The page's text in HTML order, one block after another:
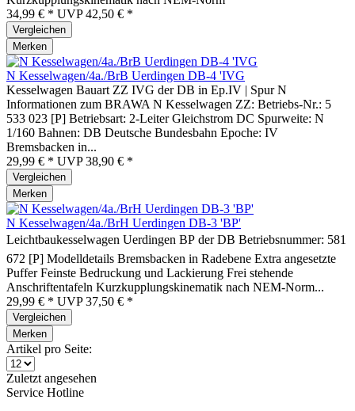
34,99 € * UVP42,50 € *
Vergleichen
Merken
N Kesselwagen/4a./BrB Uerdingen DB-4 'IVG
Kesselwagen Bauart ZZ IVG der DB in Ep.IV | Spur N
Informationen zum BRAWA N Kesselwagen ZZ: Betriebs-Nr.: 5
533 023 [P] Betriebsart: 2-Leiter Gleichstrom DC Spurweite: N
1/160 Bahnen: DB Deutsche Bundesbahn Epoche: IV
Bremsbacken in...
29,99 € * UVP38,90 € *
Vergleichen
Merken
N Kesselwagen/4a./BrH Uerdingen DB-3 'BP'
Leichtbaukesselwagen Uerdingen BP der DB Betriebsnummer: 581
672 [P] Modelldetails Bremsbacken in Radebene Extra angesetzte
Puffer Feinste Bedruckung und Lackierung Frei stehende
Anschriftentafeln Kurzkupplungskinematik nach NEM-Norm...
29,99 € * UVP37,50 € *
Vergleichen
Merken
Artikel pro Seite:
Zuletzt angesehen
Service Hotline